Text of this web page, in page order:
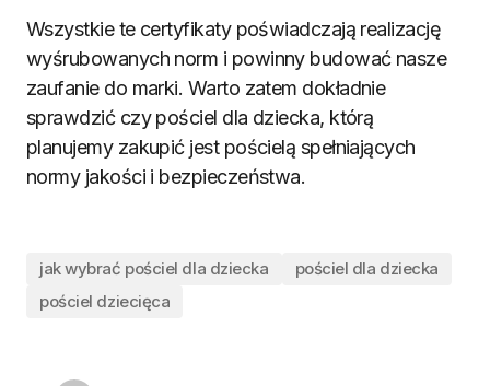
Wszystkie te certyfikaty poświadczają realizację
wyśrubowanych norm i powinny budować nasze
zaufanie do marki. Warto zatem dokładnie
sprawdzić czy pościel dla dziecka, którą
planujemy zakupić jest pościelą spełniających
normy jakości i bezpieczeństwa.
jak wybrać pościel dla dziecka
pościel dla dziecka
pościel dziecięca